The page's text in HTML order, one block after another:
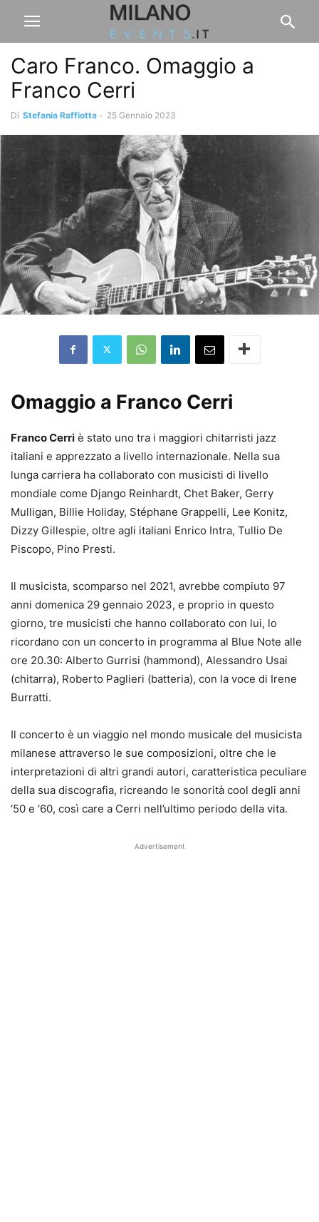
Caro Franco. Omaggio a
Franco Cerri
Di Stefania Raffiotta - 25 Gennaio 2023
Omaggio a Franco Cerri
Franco Cerri è stato uno tra i maggiori chitarristi jazz
italiani e apprezzato a livello internazionale. Nella sua
lunga carriera ha collaborato con musicisti di livello
mondiale come Django Reinhardt, Chet Baker, Gerry
Mulligan, Billie Holiday, Stéphane Grappelli, Lee Konitz,
Dizzy Gillespie, oltre agli italiani Enrico Intra, Tullio De
Piscopo, Pino Presti.
Il musicista, scomparso nel 2021, avrebbe compiuto 97
anni domenica 29 gennaio 2023, e proprio in questo
giorno, tre musicisti che hanno collaborato con lui, lo
ricordano con un concerto in programma al Blue Note alle
ore 20.30: Alberto Gurrisi (hammond), Alessandro Usai
(chitarra), Roberto Paglieri (batteria), con la voce di Irene
Burratti.
Il concerto è un viaggio nel mondo musicale del musicista
milanese attraverso le sue composizioni, oltre che le
interpretazioni di altri grandi autori, caratteristica peculiare
della sua discografia, ricreando le sonorità cool degli anni
‘50 e ‘60, così care a Cerri nell’ultimo periodo della vita.
Advertisement